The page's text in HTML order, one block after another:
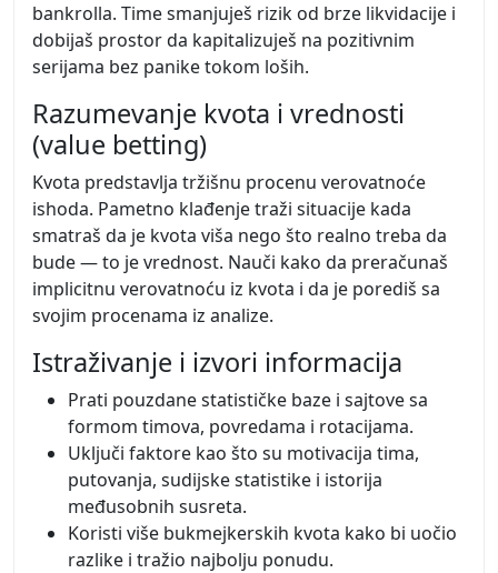
bankrolla. Time smanjuješ rizik od brze likvidacije i
dobijaš prostor da kapitalizuješ na pozitivnim
serijama bez panike tokom loših.
Razumevanje kvota i vrednosti
(value betting)
Kvota predstavlja tržišnu procenu verovatnoće
ishoda. Pametno klađenje traži situacije kada
smatraš da je kvota viša nego što realno treba da
bude — to je vrednost. Nauči kako da preračunaš
implicitnu verovatnoću iz kvota i da je porediš sa
svojim procenama iz analize.
Istraživanje i izvori informacija
Prati pouzdane statističke baze i sajtove sa
formom timova, povredama i rotacijama.
Uključi faktore kao što su motivacija tima,
putovanja, sudijske statistike i istorija
međusobnih susreta.
Koristi više bukmejkerskih kvota kako bi uočio
razlike i tražio najbolju ponudu.